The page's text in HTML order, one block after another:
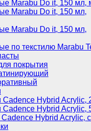
Marabu Do it, 150 мл,
Marabu Do it, 150 мл,
Marabu Do it, 150 мл,
по текстилю Marabu
покрытия
Cadence Hybrid Acrylic,
Cadence Hybrid Acrylic,
Cadence Hybrid Acrylic,